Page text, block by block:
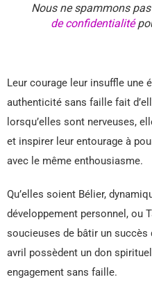
Nous ne spammons
de confidentialité
Leur courage leur insuffle une
authenticité sans faille fait
lorsqu’elles sont nerveuses,
et inspirer leur entourage à
avec le même enthousiasme.
Qu’elles soient Bélier,
développement personnel, ou
soucieuses de bâtir un succès
avril possèdent un don
engagement sans faille.